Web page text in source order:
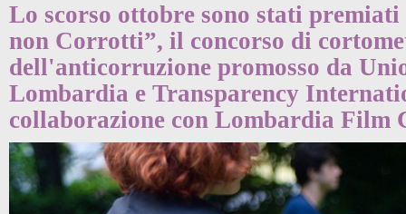
Lo scorso ottobre sono stati
non Corrotti”, il concorso di
dell'anticorruzione promosso da
Lombardia e Transparency
collaborazione con Lombardia Film